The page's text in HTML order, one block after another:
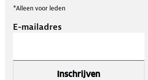
*Alleen voor leden
E-mailadres
Inschrijven